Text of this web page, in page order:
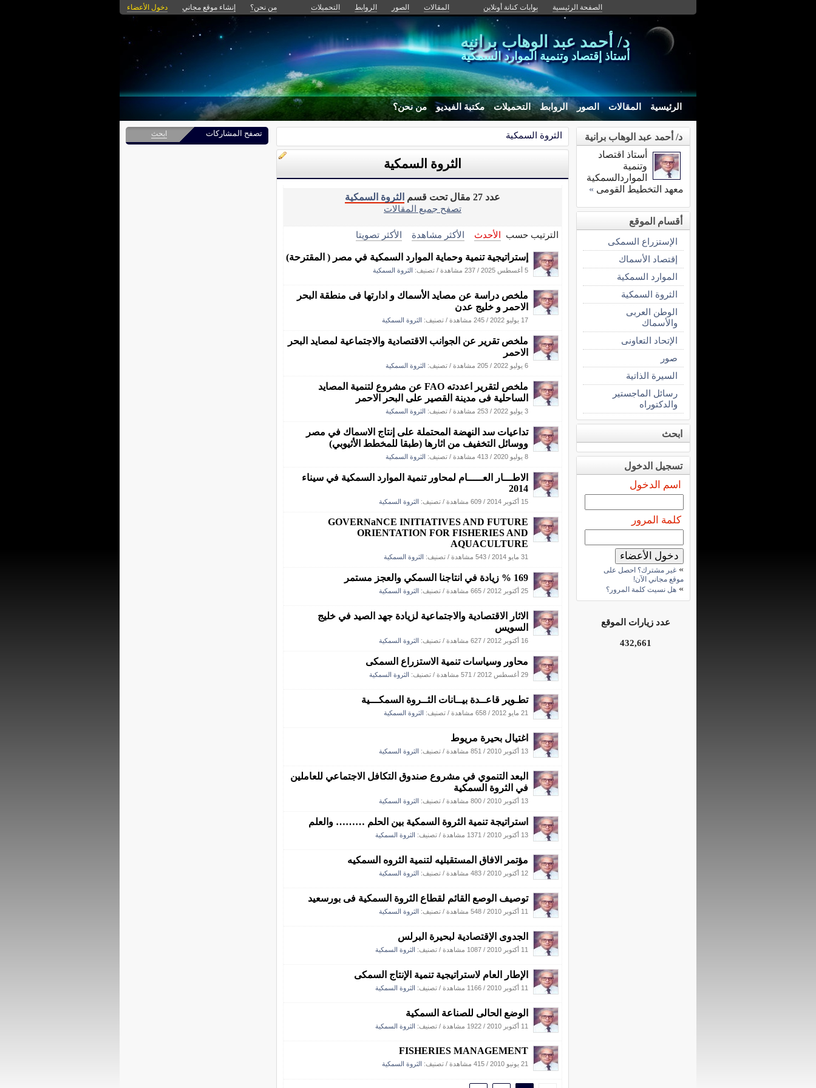
الصفحة الرئيسية بوابات كنانة أونلاين المقالات الصور الروابط التحميلات من نحن؟ إنشاء موقع مجاني دخول الأعضاء
د/ أحمد عبد الوهاب برانيه
أستاذ إقتصاد وتنمية الموارد السمكية
الرئيسية المقالات الصور الروابط التحميلات مكتبة الفيديو من نحن؟
الثروة السمكية
الثروة السمكية
عدد 27 مقال تحت قسم
الثروة السمكية
تصفح جميع المقالات
الترتيب حسب الأحدث الأكثر مشاهدة الأكثر تصويتا
إستراتيجية تنمية وحماية الموارد السمكية في مصر ( المقترحة)
5 أغسطس 2025 / 237 مشاهدة / تصنيف: الثروة السمكية
ملخص دراسة عن مصايد الأسماك و ادارتها فى منطقة البحر
الاحمر و خليج عدن
17 يوليو 2022 / 245 مشاهدة / تصنيف: الثروة السمكية
ملخص تقرير عن الجوانب الاقتصادية والاجتماعية لمصايد البحر
الاحمر
6 يوليو 2022 / 205 مشاهدة / تصنيف: الثروة السمكية
ملخص لتقرير اعددته FAO عن مشروع لتنمية المصايد
الساحلية فى مدينة القصير على البحر الاحمر
3 يوليو 2022 / 253 مشاهدة / تصنيف: الثروة السمكية
تداعيات سد النهضة المحتملة على إنتاج الاسماك في مصر
ووسائل التخفيف من اثارها (طبقا للمخطط الأثيوبي)
8 يوليو 2020 / 413 مشاهدة / تصنيف: الثروة السمكية
الاطـــار العـــــام لمحاور تنمية الموارد السمكية في سيناء
2014
15 أكتوبر 2014 / 609 مشاهدة / تصنيف: الثروة السمكية
GOVERNaNCE INITIATIVES AND FUTURE
ORIENTATION FOR FISHERIES AND
AQUACULTURE
31 مايو 2014 / 543 مشاهدة / تصنيف: الثروة السمكية
169 % زيادة في انتاجنا السمكي والعجز مستمر
25 أكتوبر 2012 / 665 مشاهدة / تصنيف: الثروة السمكية
الاثار الاقتصادية والاجتماعية لزيادة جهد الصيد في خليج
السويس
16 أكتوبر 2012 / 627 مشاهدة / تصنيف: الثروة السمكية
محاور وسياسات تنمية الاستزراع السمكى
29 أغسطس 2012 / 571 مشاهدة / تصنيف: الثروة السمكية
تطـوير قاعــدة بيــانات الثــروة السمكـــية
21 مايو 2012 / 658 مشاهدة / تصنيف: الثروة السمكية
اغتيال بحيرة مريوط
13 أكتوبر 2010 / 851 مشاهدة / تصنيف: الثروة السمكية
البعد التنموي في مشروع صندوق التكافل الاجتماعي للعاملين
في الثروة السمكية
13 أكتوبر 2010 / 800 مشاهدة / تصنيف: الثروة السمكية
استراتيجة تنمية الثروة السمكية بين الحلم ……… والعلم
13 أكتوبر 2010 / 1371 مشاهدة / تصنيف: الثروة السمكية
مؤتمر الافاق المستقبليه لتنمية الثروه السمكيه
12 أكتوبر 2010 / 483 مشاهدة / تصنيف: الثروة السمكية
توصيف الوصع القائم لقطاع الثروة السمكية فى بورسعيد
11 أكتوبر 2010 / 548 مشاهدة / تصنيف: الثروة السمكية
الجدوى الإقتصادية لبحيرة البرلس
11 أكتوبر 2010 / 1087 مشاهدة / تصنيف: الثروة السمكية
الإطار العام لاستراتيجية تنمية الإنتاج السمكى
11 أكتوبر 2010 / 1166 مشاهدة / تصنيف: الثروة السمكية
الوضع الحالى للصناعة السمكية
11 أكتوبر 2010 / 1922 مشاهدة / تصنيف: الثروة السمكية
FISHERIES MANAGEMENT
21 يونيو 2010 / 415 مشاهدة / تصنيف: الثروة السمكية
د/ أحمد عبد الوهاب برانية
أستاذ اقتصاد
وتنمية
المواردالسمكية
معهد التخطيط القومى »
أقسام الموقع
الإستزراع السمكى
إقتصاد الأسماك
الموارد السمكية
الثروة السمكية
الوطن العربى
والأسماك
الإتحاد التعاونى
صور
السيرة الذاتية
رسائل الماجستير
والدكتوراه
ابحث
تسجيل الدخول
اسم الدخول
كلمة المرور
» غير مشترك؟ احصل على
موقع مجاني الآن!
» هل نسيت كلمة المرور؟
عدد زيارات الموقع
432,661
تصفح المشاركات ابحث